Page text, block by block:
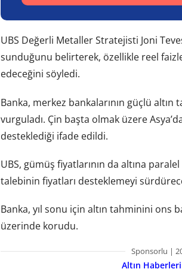
UBS Değerli Metaller Stratejisti Joni
sunduğunu belirterek, özellikle reel
edeceğini söyledi.
Banka, merkez bankalarının güçlü
vurguladı. Çin başta olmak üzere
desteklediği ifade edildi.
UBS, gümüş fiyatlarının da altına
talebinin fiyatları desteklemeyi
Banka, yıl sonu için altın tahminini ons
üzerinde korudu.
Sponsorlu |
Altın